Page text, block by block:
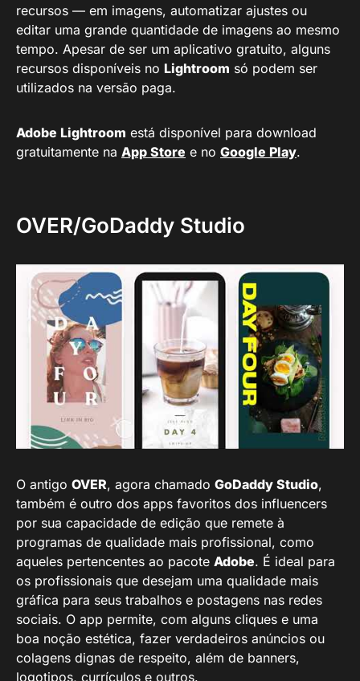
recursos — em imagens, automatizar ajustes ou
editar uma grande quantidade de imagens ao mesmo
tempo. Apesar de ser um aplicativo gratuito, alguns
recursos disponíveis no Lightroom só podem ser
utilizados na versão paga.
Adobe Lightroom está disponível para download
gratuitamente na App Store e no Google Play.
OVER/GoDaddy Studio
O antigo OVER, agora chamado GoDaddy Studio,
também é outro dos apps favoritos dos influencers
por sua capacidade de edição que remete à
programas de qualidade mais profissional, como
aqueles pertencentes ao pacote Adobe. É ideal para
os profissionais que desejam uma qualidade mais
gráfica para seus trabalhos e postagens nas redes
sociais. O app permite, com alguns cliques e uma
boa noção estética, fazer verdadeiros anúncios ou
colagens dignas de respeito, além de banners,
logotipos, currículos e outros.